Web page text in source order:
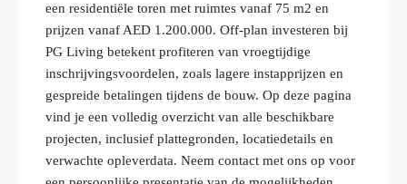
een residentiële toren met ruimtes vanaf 75 m2 en
prijzen vanaf AED 1.200.000. Off-plan investeren bij
PG Living betekent profiteren van vroegtijdige
inschrijvingsvoordelen, zoals lagere instapprijzen en
gespreide betalingen tijdens de bouw. Op deze pagina
vind je een volledig overzicht van alle beschikbare
projecten, inclusief plattegronden, locatiedetails en
verwachte opleverdata. Neem contact met ons op voor